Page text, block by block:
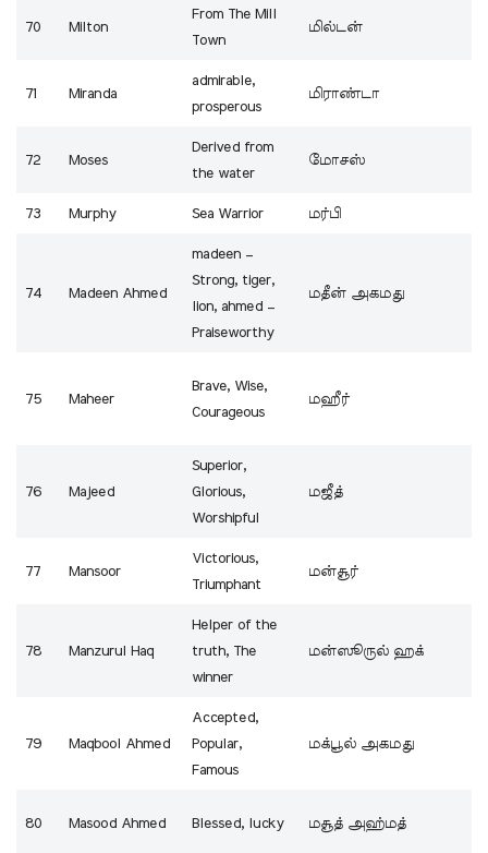
70 Milton
From The Mill
Town
மில்டன்
71 Miranda
admirable,
prosperous
மிராண்டா
72 Moses
Derived from
the water
மோசஸ்
73 Murphy Sea Warrior மர்பி
74 Madeen Ahmed
madeen –
Strong, tiger,
lion, ahmed –
Praiseworthy
மதீன் அகமது
75 Maheer
Brave, Wise,
Courageous
மஹீர்
76 Majeed
Superior,
Glorious,
Worshipful
மஜீத்
77 Mansoor
Victorious,
Triumphant
மன்சூர்
78 Manzurul Haq
Helper of the
truth, The
winner
மன்ஸூருல் ஹக்
79 Maqbool Ahmed
Accepted,
Popular,
Famous
மக்பூல் அகமது
80 Masood Ahmed Blessed, lucky மசூத் அஹ்மத்